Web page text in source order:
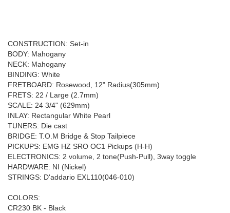
CONSTRUCTION: Set-in
BODY: Mahogany
NECK: Mahogany
BINDING: White
FRETBOARD: Rosewood, 12" Radius(305mm)
FRETS: 22 / Large (2.7mm)
SCALE: 24 3/4" (629mm)
INLAY: Rectangular White Pearl
TUNERS: Die cast
BRIDGE: T.O.M Bridge & Stop Tailpiece
PICKUPS: EMG HZ SRO OC1 Pickups (H-H)
ELECTRONICS: 2 volume, 2 tone(Push-Pull), 3way toggle
HARDWARE: NI (Nickel)
STRINGS: D'addario EXL110(046-010)
COLORS:
CR230 BK - Black